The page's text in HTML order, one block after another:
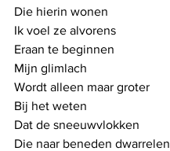
Die hierin wonen
Ik voel ze alvorens
Eraan te beginnen
Mijn glimlach
Wordt alleen maar groter
Bij het weten
Dat de sneeuwvlokken
Die naar beneden dwarrelen